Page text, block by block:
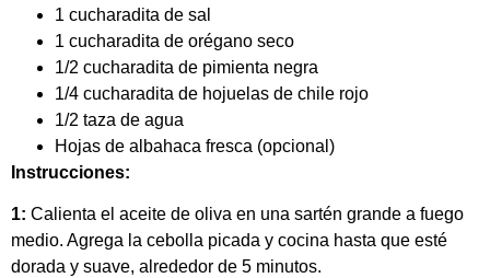
1 cucharadita de sal
1 cucharadita de orégano seco
1/2 cucharadita de pimienta negra
1/4 cucharadita de hojuelas de chile rojo
1/2 taza de agua
Hojas de albahaca fresca (opcional)
Instrucciones:
1: Calienta el aceite de oliva en una sartén grande a fuego
medio. Agrega la cebolla picada y cocina hasta que esté
dorada y suave, alrededor de 5 minutos.